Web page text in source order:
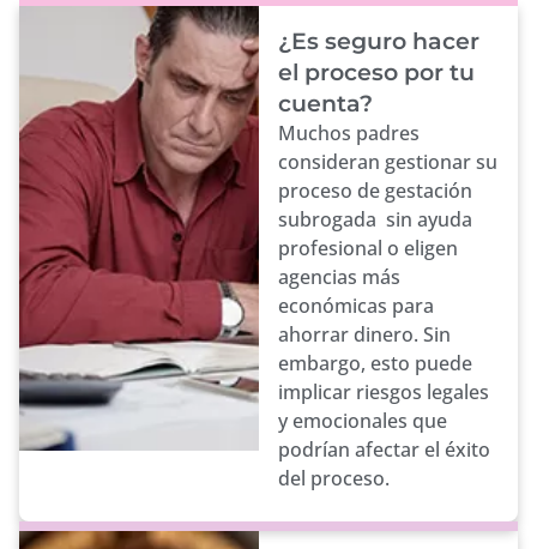
¿Es seguro hacer
el proceso por tu
cuenta?
Muchos padres
consideran gestionar su
proceso de gestación
subrogada sin ayuda
profesional o eligen
agencias más
económicas para
ahorrar dinero. Sin
embargo, esto puede
implicar riesgos legales
y emocionales que
podrían afectar el éxito
del proceso.